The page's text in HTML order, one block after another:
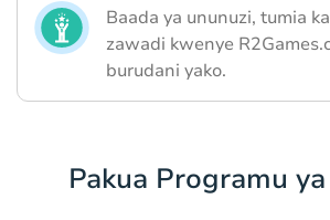
Baada ya ununuzi, tumia
zawadi kwenye
burudani yako.
Pakua Programu